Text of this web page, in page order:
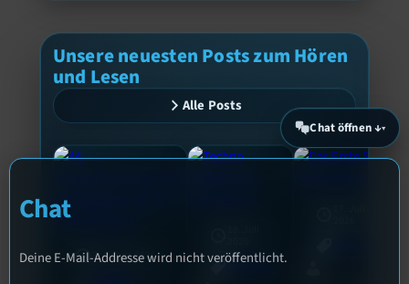
Unsere neuesten Posts zum Hören
und Lesen
Alle Posts
3. August 2026
Allgemein
Chat öffnen ↓
Chat
Deine E-Mail-Addresse wird nicht veröffentlicht.